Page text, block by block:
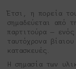
Έτσι, η πορεία
σημαδεύεται από
παρτιτούρα —
ταυτόχρονα
κατασκευές.
Η σημασία των